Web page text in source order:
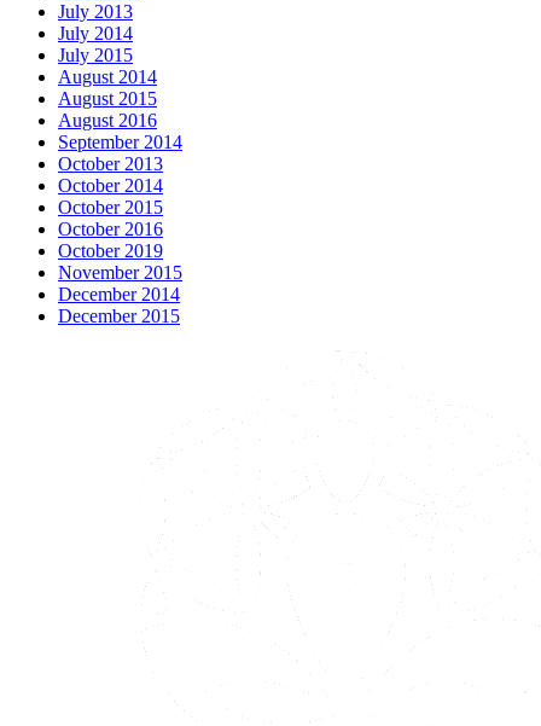
July 2013
July 2014
July 2015
August 2014
August 2015
August 2016
September 2014
October 2013
October 2014
October 2015
October 2016
October 2019
November 2015
December 2014
December 2015